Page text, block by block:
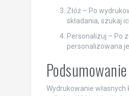
Złóż – Po
składania, szukaj
Personalizuj – Po
personalizowana
Podsumowanie
Wydrukowanie